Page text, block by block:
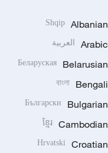
Albanian
Shqip
Arabic العربية
Belarusian
Беларуская
Bengali
বাংলা
Bulgarian
Български
Cambodian
ខ្មែរ
Croatian
Hrvatski